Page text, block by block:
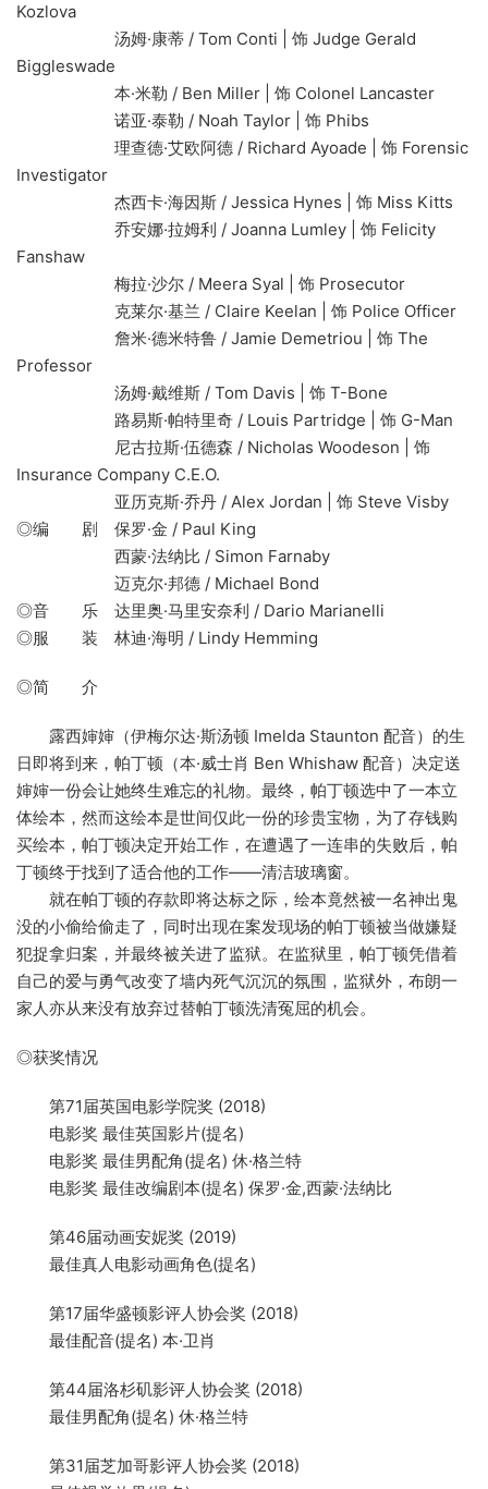
Kozlova
汤姆·康蒂 / Tom Conti | 饰 Judge Gerald
Biggleswade
本·米勒 / Ben Miller | 饰 Colonel Lancaster
诺亚·泰勒 / Noah Taylor | 饰 Phibs
理查德·艾欧阿德 / Richard Ayoade | 饰 Forensic
Investigator
杰西卡·海因斯 / Jessica Hynes | 饰 Miss Kitts
乔安娜·拉姆利 / Joanna Lumley | 饰 Felicity
Fanshaw
梅拉·沙尔 / Meera Syal | 饰 Prosecutor
克莱尔·基兰 / Claire Keelan | 饰 Police Officer
詹米·德米特鲁 / Jamie Demetriou | 饰 The
Professor
汤姆·戴维斯 / Tom Davis | 饰 T-Bone
路易斯·帕特里奇 / Louis Partridge | 饰 G-Man
尼古拉斯·伍德森 / Nicholas Woodeson | 饰
Insurance Company C.E.O.
亚历克斯·乔丹 / Alex Jordan | 饰 Steve Visby
◎编 剧 保罗·金 / Paul King
西蒙·法纳比 / Simon Farnaby
迈克尔·邦德 / Michael Bond
◎音 乐 达里奥·马里安奈利 / Dario Marianelli
◎服 装 林迪·海明 / Lindy Hemming
◎简 介
露西婶婶（伊梅尔达·斯汤顿 Imelda Staunton 配音）的生
日即将到来，帕丁顿（本·威士肖 Ben Whishaw 配音）决定送
婶婶一份会让她终生难忘的礼物。最终，帕丁顿选中了一本立
体绘本，然而这绘本是世间仅此一份的珍贵宝物，为了存钱购
买绘本，帕丁顿决定开始工作，在遭遇了一连串的失败后，帕
丁顿终于找到了适合他的工作——清洁玻璃窗。
就在帕丁顿的存款即将达标之际，绘本竟然被一名神出鬼
没的小偷给偷走了，同时出现在案发现场的帕丁顿被当做嫌疑
犯捉拿归案，并最终被关进了监狱。在监狱里，帕丁顿凭借着
自己的爱与勇气改变了墙内死气沉沉的氛围，监狱外，布朗一
家人亦从来没有放弃过替帕丁顿洗清冤屈的机会。
◎获奖情况
第71届英国电影学院奖 (2018)
电影奖 最佳英国影片(提名)
电影奖 最佳男配角(提名) 休·格兰特
电影奖 最佳改编剧本(提名) 保罗·金,西蒙·法纳比
第46届动画安妮奖 (2019)
最佳真人电影动画角色(提名)
第17届华盛顿影评人协会奖 (2018)
最佳配音(提名) 本·卫肖
第44届洛杉矶影评人协会奖 (2018)
最佳男配角(提名) 休·格兰特
第31届芝加哥影评人协会奖 (2018)